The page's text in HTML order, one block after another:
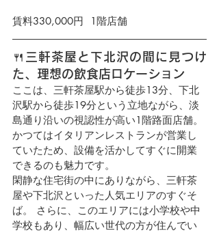
賃料330,000円
  1階店舗
🍴三軒茶屋と下北沢の間に見つけ
た、理想の飲食店ロケーション
ここは、三軒茶屋駅から徒歩13分、下北
沢駅から徒歩19分という立地ながら、淡
島通り沿いの視認性が高い1階路面店舗。
かつてはイタリアンレストランが営業し
ていたため、設備を活かしてすぐに開業
できるのも魅力です。
閑静な住宅街の中にありながら、三軒茶
屋や下北沢といった人気エリアのすぐそ
ば。 さらに、このエリアには小学校や中
学校もあり、幅広い世代の方が住んでい